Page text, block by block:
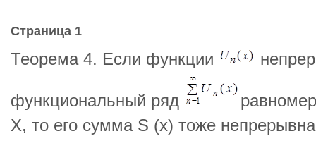
Страница 1
Теорема 4. Если функции
функциональный ряд
Х, то его сумма S (х) тоже